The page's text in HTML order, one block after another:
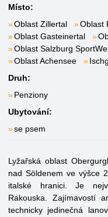
Místo:
Oblast Zillertal
Oblast
Oblast Gasteinertal
Oblast Salzburg
Oblast Achensee
Druh:
Penziony
Ubytování:
se psem
Lyžařská oblast
nad Söldenem ve výšce
italské hranici. Je
Rakouska. Zajímavostí
technicky jedinečná